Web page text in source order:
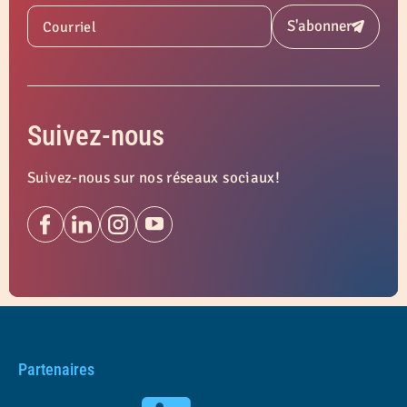
Courriel S'abonnerSoumettre
Suivez-nous
Suivez-nous sur nos réseaux sociaux!
Partenaires